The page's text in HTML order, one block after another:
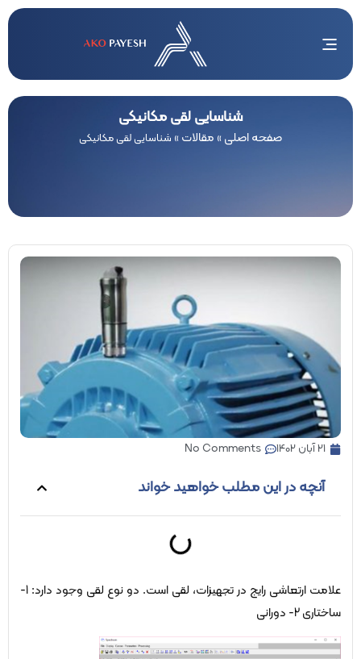
شناسایی لقی مکانیکی
صفحه اصلی » مقالات » شناسایی لقی مکانیکی
21 آبان 1402 No Comments
آنچه در این مطلب خواهید خواند
علامت ارتعاشی رایج در تجهیزات، لقی است. دو نوع لقی وجود دارد: 1-
ساختاری 2- دورانی